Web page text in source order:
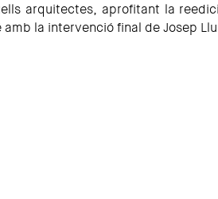
arquitectes, aprofitant la
la intervenció final de Josep